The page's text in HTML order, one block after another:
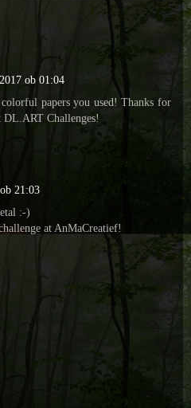
ob 01:04
papers you used! Thanks for
Challenges!
21:03
:-)
at AnMaCreatief!